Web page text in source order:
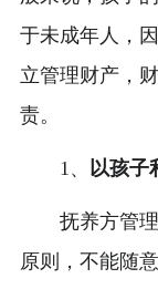
于未成年人，
立管理财产，
责。
1、 以孩子
抚养方管
原则，不能随